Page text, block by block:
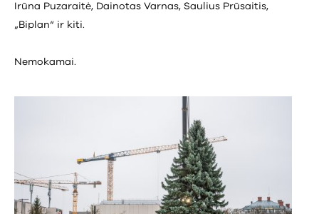
Irūna Puzaraitė, Dainotas Varnas, Saulius Prūsaitis,
„Biplan“ ir kiti.
Nemokamai.